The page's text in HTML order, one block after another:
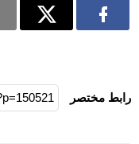
رابط مختصر